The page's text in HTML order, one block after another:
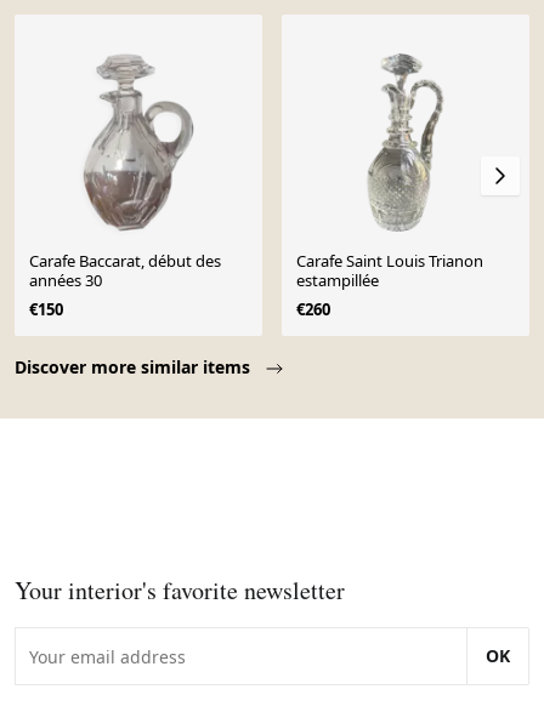
Discover more similar items
Carafe Baccarat, début des
années 30
€150
Carafe Saint Louis Trianon
estampillée
€260
Your interior's favorite newsletter
OK